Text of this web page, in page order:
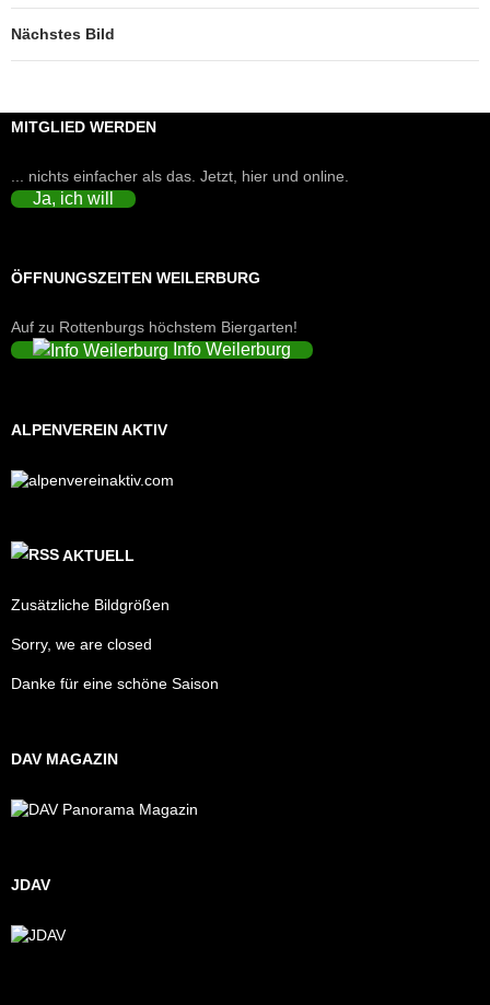
Nächstes Bild
MITGLIED WERDEN
... nichts einfacher als das. Jetzt, hier und online.
Ja, ich will
ÖFFNUNGSZEITEN WEILERBURG
Auf zu Rottenburgs höchstem Biergarten!
Info Weilerburg
ALPENVEREIN AKTIV
AKTUELL
Zusätzliche Bildgrößen
Sorry, we are closed
Danke für eine schöne Saison
DAV MAGAZIN
JDAV